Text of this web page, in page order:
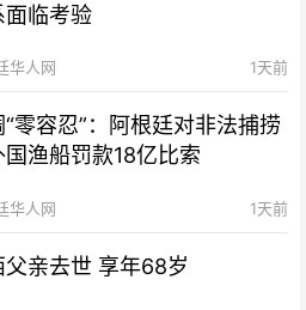
面临考验
华人网 1天前
“零容忍”：阿根廷对非法捕捞
国渔船罚款18亿比索
华人网 1天前
父亲去世 享年68岁